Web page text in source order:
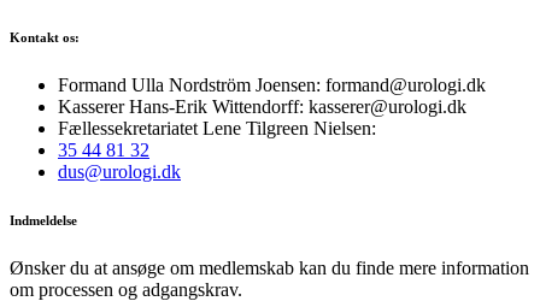
Kontakt os:
Formand Ulla Nordström Joensen: formand@urologi.dk
Kasserer Hans-Erik Wittendorff: kasserer@urologi.dk
Fællessekretariatet Lene Tilgreen Nielsen:
35 44 81 32
dus@urologi.dk
Indmeldelse
Ønsker du at ansøge om medlemskab kan du finde mere information
om processen og adgangskrav.